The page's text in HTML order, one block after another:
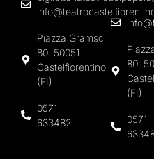
Piazza Gramsci
80, 50051
Castelfiorentino
(FI)
0571
633482
80,
(FI)
0571